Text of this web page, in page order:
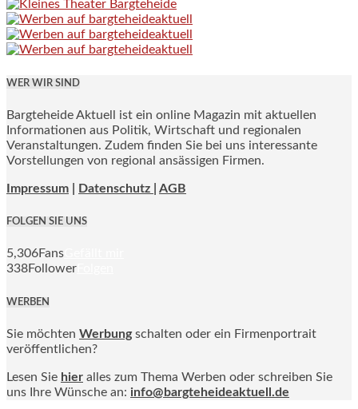
WER WIR SIND
Bargteheide Aktuell ist ein online Magazin mit aktuellen
Informationen aus Politik, Wirtschaft und regionalen
Veranstaltungen. Zudem finden Sie bei uns interessante
Vorstellungen von regional ansässigen Firmen.
Impressum Datenschutz | AGB
FOLGEN SIE UNS
5,306Fans
338Follower
WERBEN
Sie möchten Werbung schalten oder ein Firmenportrait
veröffentlichen?
Lesen Sie hier alles zum Thema Werben oder schreiben Sie
uns Ihre Wünsche an: info@bargteheideaktuell.de